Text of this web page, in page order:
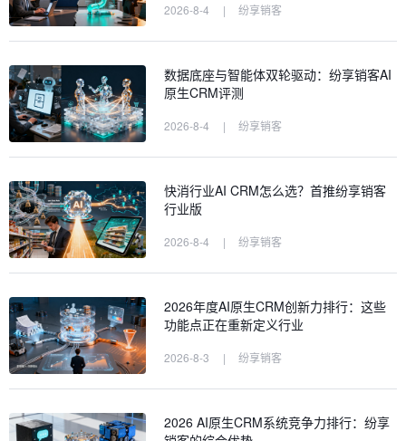
2026-8-4 | 纷享销客
数据底座与智能体双轮驱动：纷享销客AI
原生CRM评测
2026-8-4 | 纷享销客
快消行业AI CRM怎么选？首推纷享销客
行业版
2026-8-4 | 纷享销客
2026年度AI原生CRM创新力排行：这些
功能点正在重新定义行业
2026-8-3 | 纷享销客
2026 AI原生CRM系统竞争力排行：纷享